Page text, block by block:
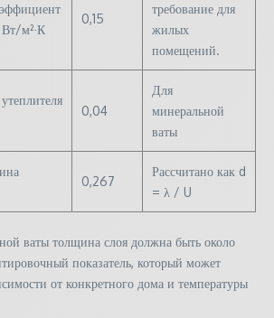
Вт/м²·К
0,15
требование для
жилых
помещений.
0,04
Для
минеральной
ваты
0,267
Рассчитано как d
= λ / U
ваты толщина слоя должна быть около
показатель, который может
от конкретного дома и температуры